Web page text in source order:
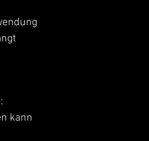
kann